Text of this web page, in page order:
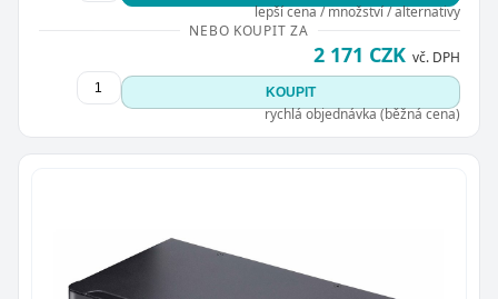
lepší cena / množství / alternativy
NEBO KOUPIT ZA
2 171 CZK vč. DPH
KOUPIT
rychlá objednávka (běžná cena)